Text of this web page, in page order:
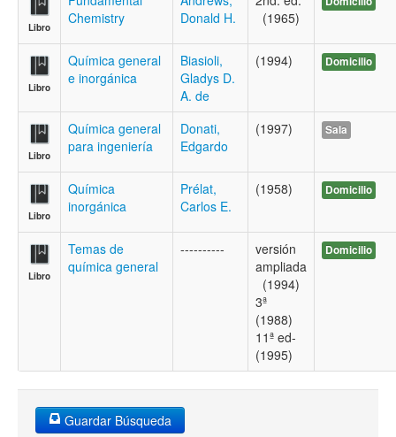
Libro
Chemistry
Donald H.
(1965)
Libro
Química general
e inorgánica
Biasioli,
Gladys D.
A. de
(1994) Domicilio
Libro
Química general
para ingeniería
Donati,
Edgardo
(1997) Sala
Libro
Química
inorgánica
Prélat,
Carlos E.
(1958) Domicilio
Libro
Temas de
química general
----------
versión
ampliada
(1994)
3ª
(1988)
11ª ed-
(1995)
Domicilio
Guardar Búsqueda